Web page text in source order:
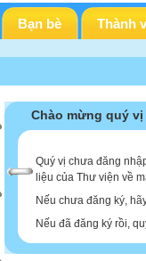
Bạn bè Thành
Chào mừng quý
Quý vị chưa đăng
liệu của Thư viện về
Nếu chưa đăng ký,
Nếu đã đăng ký rồi,